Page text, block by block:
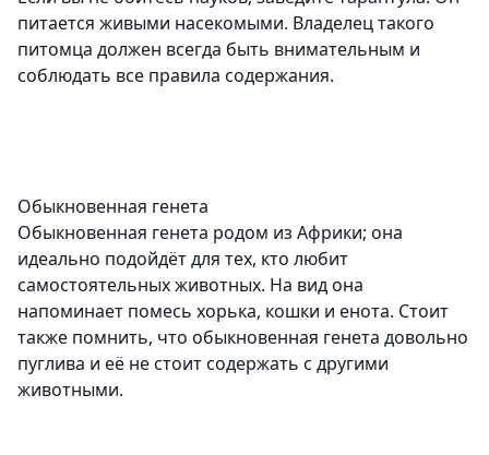
питается живыми насекомыми. Владелец такого
питомца должен всегда быть внимательным и
соблюдать все правила содержания.
Обыкновенная генета
Обыкновенная генета родом из Африки; она
идеально подойдёт для тех, кто любит
самостоятельных животных. На вид она
напоминает помесь хорька, кошки и енота. Стоит
также помнить, что обыкновенная генета довольно
пуглива и её не стоит содержать с другими
животными.